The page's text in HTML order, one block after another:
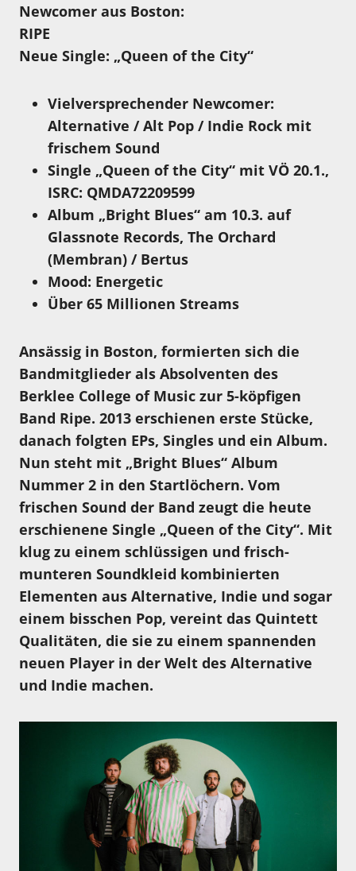
Newcomer aus Boston:
RIPE
Neue Single: „Queen of the City“
Vielversprechender Newcomer:
Alternative / Alt Pop / Indie Rock mit
frischem Sound
Single „Queen of the City“ mit VÖ 20.1.,
ISRC: QMDA72209599
Album „Bright Blues“ am 10.3. auf
Glassnote Records, The Orchard
(Membran) / Bertus
Mood: Energetic
Über 65 Millionen Streams
Ansässig in Boston, formierten sich die
Bandmitglieder als Absolventen des
Berklee College of Music zur 5-köpfigen
Band Ripe. 2013 erschienen erste Stücke,
danach folgten EPs, Singles und ein Album.
Nun steht mit „Bright Blues“ Album
Nummer 2 in den Startlöchern. Vom
frischen Sound der Band zeugt die heute
erschienene Single „Queen of the City“. Mit
klug zu einem schlüssigen und frisch-
munteren Soundkleid kombinierten
Elementen aus Alternative, Indie und sogar
einem bisschen Pop, vereint das Quintett
Qualitäten, die sie zu einem spannenden
neuen Player in der Welt des Alternative
und Indie machen.